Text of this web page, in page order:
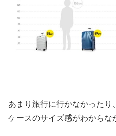
あまり旅行に行かなかった
ケースのサイズ感がわからな